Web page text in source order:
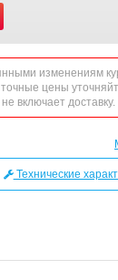
изменениям
цены
включает доставку.
Технические